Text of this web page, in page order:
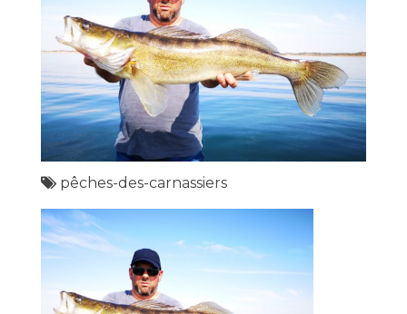
pêches-des-carnassiers